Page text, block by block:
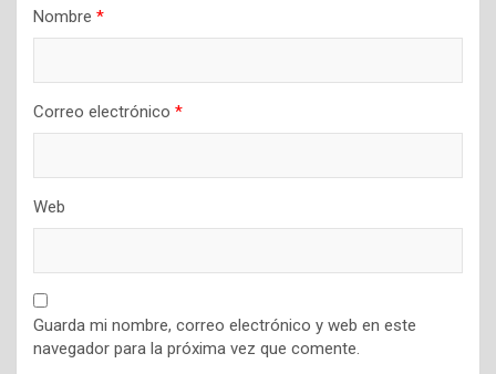
Nombre *
Correo electrónico *
Web
Guarda mi nombre, correo electrónico y web en este
navegador para la próxima vez que comente.